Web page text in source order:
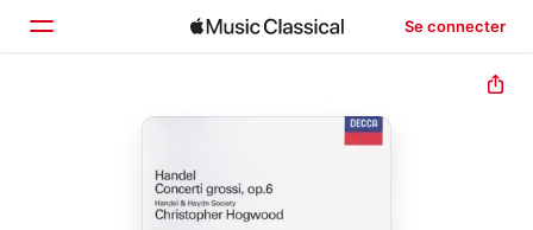
Se connecter
Parcourir
Rechercher